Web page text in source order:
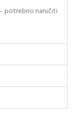
potrebno naručiti